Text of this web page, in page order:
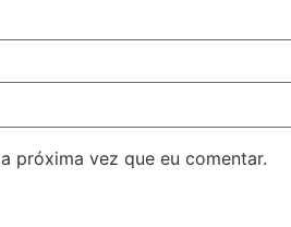
próxima vez que eu comentar.